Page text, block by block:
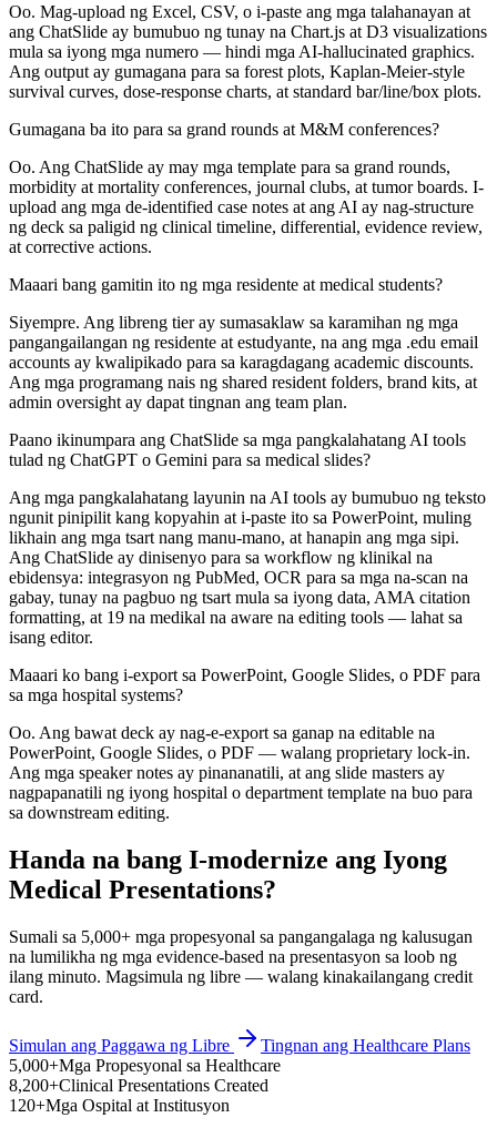
Oo. Mag-upload ng Excel, CSV, o i-paste ang mga talahanayan at
ang ChatSlide ay bumubuo ng tunay na Chart.js at D3 visualizations
mula sa iyong mga numero — hindi mga AI-hallucinated graphics.
Ang output ay gumagana para sa forest plots, Kaplan-Meier-style
survival curves, dose-response charts, at standard bar/line/box plots.
Gumagana ba ito para sa grand rounds at M&M conferences?
Oo. Ang ChatSlide ay may mga template para sa grand rounds,
morbidity at mortality conferences, journal clubs, at tumor boards. I-
upload ang mga de-identified case notes at ang AI ay nag-structure
ng deck sa paligid ng clinical timeline, differential, evidence review,
at corrective actions.
Maaari bang gamitin ito ng mga residente at medical students?
Siyempre. Ang libreng tier ay sumasaklaw sa karamihan ng mga
pangangailangan ng residente at estudyante, na ang mga .edu email
accounts ay kwalipikado para sa karagdagang academic discounts.
Ang mga programang nais ng shared resident folders, brand kits, at
admin oversight ay dapat tingnan ang team plan.
Paano ikinumpara ang ChatSlide sa mga pangkalahatang AI tools
tulad ng ChatGPT o Gemini para sa medical slides?
Ang mga pangkalahatang layunin na AI tools ay bumubuo ng teksto
ngunit pinipilit kang kopyahin at i-paste ito sa PowerPoint, muling
likhain ang mga tsart nang manu-mano, at hanapin ang mga sipi.
Ang ChatSlide ay dinisenyo para sa workflow ng klinikal na
ebidensya: integrasyon ng PubMed, OCR para sa mga na-scan na
gabay, tunay na pagbuo ng tsart mula sa iyong data, AMA citation
formatting, at 19 na medikal na aware na editing tools — lahat sa
isang editor.
Maaari ko bang i-export sa PowerPoint, Google Slides, o PDF para
sa mga hospital systems?
Oo. Ang bawat deck ay nag-e-export sa ganap na editable na
PowerPoint, Google Slides, o PDF — walang proprietary lock-in.
Ang mga speaker notes ay pinananatili, at ang slide masters ay
nagpapanatili ng iyong hospital o department template na buo para
sa downstream editing.
Handa na bang I-modernize ang Iyong
Medical Presentations?
Sumali sa 5,000+ mga propesyonal sa pangangalaga ng kalusugan
na lumilikha ng mga evidence-based na presentasyon sa loob ng
ilang minuto. Magsimula ng libre — walang kinakailangang credit
card.
Simulan ang Paggawa ng Libre
Tingnan ang Healthcare Plans
5,000+Mga Propesyonal sa Healthcare
8,200+Clinical Presentations Created
120+Mga Ospital at Institusyon